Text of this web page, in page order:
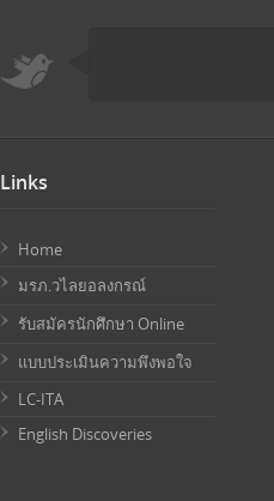
Links
Home
มรภ.วไลยอลงกรณ์
รับสมัครนักศึกษา Online
แบบประเมินความพึงพอใจ
LC-ITA
English Discoveries